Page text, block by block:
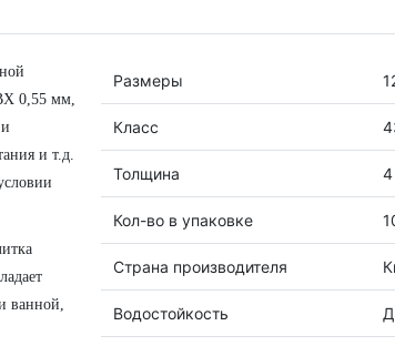
0,55 мм,
и т.д.
ванной,
Размеры
Класс
Толщина
Кол-во в упаковке
Страна производителя
Водостойкость